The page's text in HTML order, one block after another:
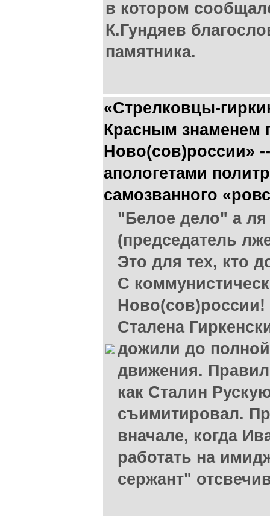
в котором
К.Гундяев
памятника.
«Стрелковцы-
Красным знаменем
Ново(сов)россии»
апологетами
самозванного
"Белое дело" а
(председатель
Это для тех, кто
С
Сталена
дожили до
движения.
как Сталин
съимитировал.
вначале, когда
работать на
сержант"